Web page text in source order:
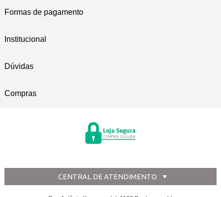
Formas de pagamento
Institucional
Dúvidas
Compras
CENTRAL DE ATENDIMENTO